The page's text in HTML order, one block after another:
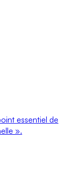
essentiel de
».